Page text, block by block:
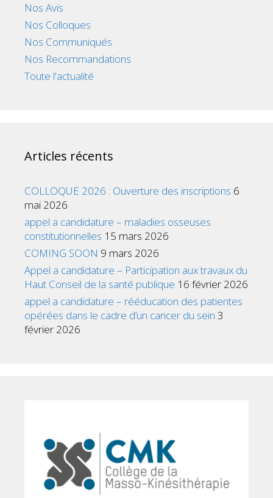
Nos Avis
Nos Colloques
Nos Communiqués
Nos Recommandations
Toute l'actualité
Articles récents
COLLOQUE 2026 : Ouverture des inscriptions 6
mai 2026
appel a candidature – maladies osseuses
constitutionnelles 15 mars 2026
COMING SOON 9 mars 2026
Appel a candidature – Participation aux travaux du
Haut Conseil de la santé publique 16 février 2026
appel a candidature – rééducation des patientes
opérées dans le cadre d’un cancer du sein 3
février 2026